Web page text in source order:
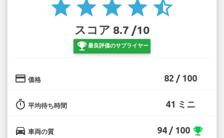
star star star star star_half
スコア 8.7 /10
emoji_events 最良評価のサプライヤー
credit_card 価格 82 / 100
timer 平均待ち時間 41 ミニ
directions_car 車両の質 94 / 100 emoji_events